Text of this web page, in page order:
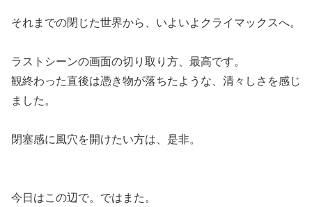
それまでの閉じた世界から、いよいよクライマックスへ。
ラストシーンの画面の切り取り方、最高です。
観終わった直後は憑き物が落ちたような、清々しさを感じ
ました。
閉塞感に風穴を開けたい方は、是非。
今日はこの辺で。ではまた。